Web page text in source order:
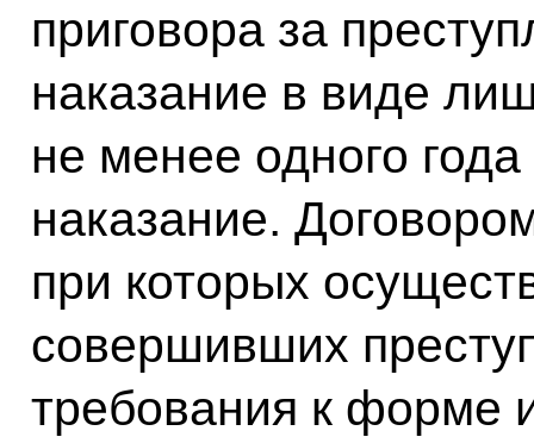
приговора за
наказание в виде
не менее одного
наказание.
при которых
совершивших
требования к форме